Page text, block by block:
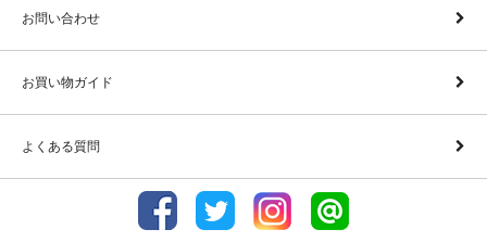
お問い合わせ
お買い物ガイド
よくある質問